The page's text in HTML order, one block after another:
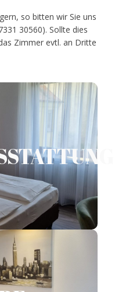
so bitten wir Sie uns
30560). Sollte dies
Zimmer evtl. an Dritte
Hotel und
34 Zimmer.